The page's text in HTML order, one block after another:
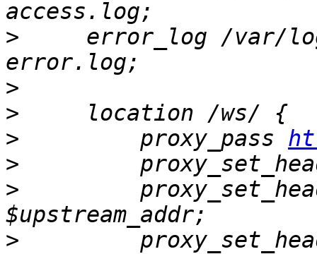
>
error_log /var/
>
>
>
         proxy_pass
>
>
>